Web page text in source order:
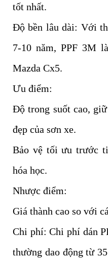
tốt nhất.
Độ bền lâu dài: Với
7-10 năm, PPF 3M
Mazda Cx5.
Ưu điểm:
Độ trong suốt cao,
đẹp của sơn xe.
Bảo vệ tối ưu trước
hóa học.
Nhược điểm:
Giá thành cao so với
Chi phí: Chi phí dán
thường dao động từ